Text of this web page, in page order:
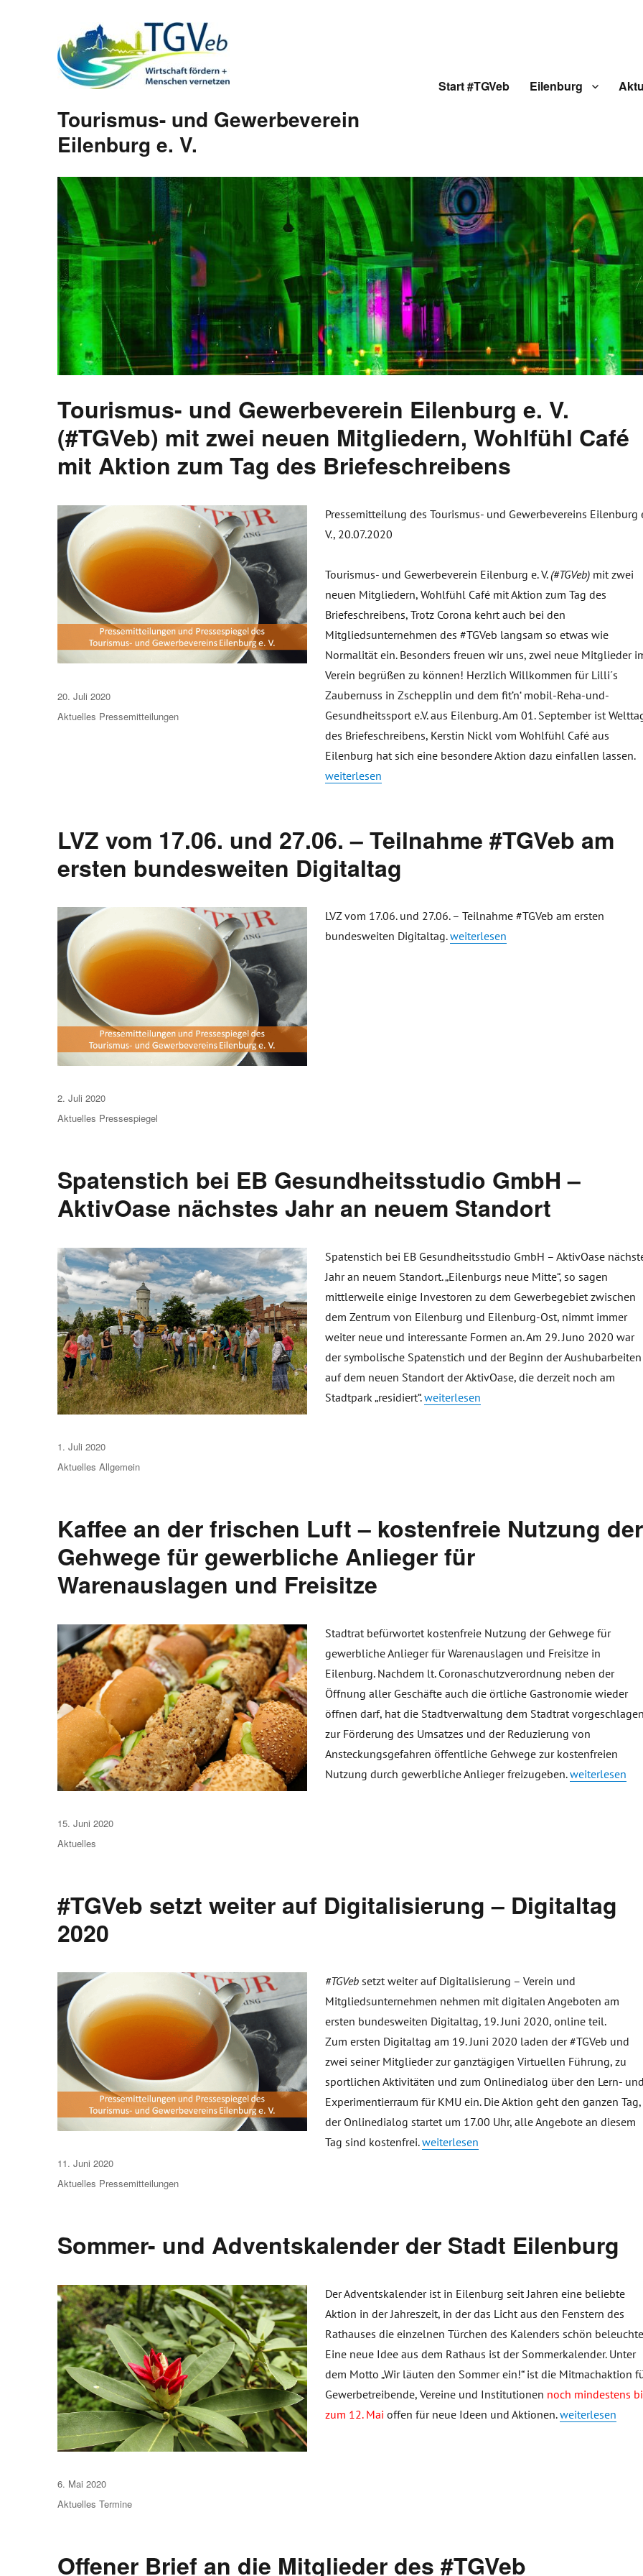
Tourismus- und Gewerbeverein
Eilenburg e. V.
Start #TGVeb Eilenburg
Aktuell
Tourismus- und Gewerbeverein Eilenburg e. V.
(#TGVeb) mit zwei neuen Mitgliedern, Wohlfühl Café
mit Aktion zum Tag des Briefeschreibens
Pressemitteilung des Tourismus- und Gewerbevereins Eilenburg
V., 20.07.2020
Tourismus- und Gewerbeverein Eilenburg e. V. (#TGVeb) mit zwei
neuen Mitgliedern, Wohlfühl Café mit Aktion zum Tag des
Briefeschreibens, Trotz Corona kehrt auch bei den
Mitgliedsunternehmen des #TGVeb langsam so etwas wie
Normalität ein. Besonders freuen wir uns, zwei neue Mitglieder
Verein begrüßen zu können! Herzlich Willkommen für Lilli´s
Zaubernuss in Zschepplin und dem fit’n‘ mobil-Reha-und-
Gesundheitssport e.V. aus Eilenburg. Am 01. September ist
des Briefeschreibens, Kerstin Nickl vom Wohlfühl Café aus
Eilenburg hat sich eine besondere Aktion dazu einfallen lassen.
„Tourismus- und Gewerbeverein Eilenburg e. V. (#TGVeb) mit
weiterlesen
Veröffentlicht
am
20. Juli 2020
Aktuelles Pressemitteilungen
LVZ vom 17.06. und 27.06. – Teilnahme #TGVeb am
ersten bundesweiten Digitaltag
LVZ vom 17.06. und 27.06. – Teilnahme #TGVeb am ersten
bundesweiten Digitaltag.„LVZ vom 17.06. und 27.06. –
weiterlesen
Veröffentlicht
am
2. Juli 2020
Aktuelles Pressespiegel
Spatenstich bei EB Gesundheitsstudio GmbH –
AktivOase nächstes Jahr an neuem Standort
Spatenstich bei EB Gesundheitsstudio GmbH – AktivOase
Jahr an neuem Standort. „Eilenburgs neue Mitte“, so sagen
mittlerweile einige Investoren zu dem Gewerbegebiet zwischen
dem Zentrum von Eilenburg und Eilenburg-Ost, nimmt immer
weiter neue und interessante Formen an. Am 29. Juno 2020 war
der symbolische Spatenstich und der Beginn der Aushubarbeiten
auf dem neuen Standort der AktivOase, die derzeit noch am
Stadtpark „residiert“.„Spatenstich bei EB Gesundheitsstudio
weiterlesen
Veröffentlicht
am
1. Juli 2020
Aktuelles Allgemein
Kaffee an der frischen Luft – kostenfreie Nutzung der
Gehwege für gewerbliche Anlieger für
Warenauslagen und Freisitze
Stadtrat befürwortet kostenfreie Nutzung der Gehwege für
gewerbliche Anlieger für Warenauslagen und Freisitze in
Eilenburg. Nachdem lt. Coronaschutzverordnung neben der
Öffnung aller Geschäfte auch die örtliche Gastronomie wieder
öffnen darf, hat die Stadtverwaltung dem Stadtrat
zur Förderung des Umsatzes und der Reduzierung von
Ansteckungsgefahren öffentliche Gehwege zur kostenfreien
Nutzung durch gewerbliche Anlieger freizugeben.„Kaffee an
weiterlesen
Veröffentlicht
am
15. Juni 2020
Aktuelles
#TGVeb setzt weiter auf Digitalisierung – Digitaltag
2020
#TGVeb setzt weiter auf Digitalisierung – Verein und
Mitgliedsunternehmen nehmen mit digitalen Angeboten am
ersten bundesweiten Digitaltag, 19. Juni 2020, online teil.
Zum ersten Digitaltag am 19. Juni 2020 laden der #TGVeb und
zwei seiner Mitglieder zur ganztägigen Virtuellen Führung, zu
sportlichen Aktivitäten und zum Onlinedialog über den Lern- und
Experimentierraum für KMU ein. Die Aktion geht den ganzen Tag,
der Onlinedialog startet um 17.00 Uhr, alle Angebote an diesem
Tag sind kostenfrei.„#TGVeb setzt weiter auf Digitalisierung –
weiterlesen
Veröffentlicht
am
11. Juni 2020
Aktuelles Pressemitteilungen
Sommer- und Adventskalender der Stadt Eilenburg
Der Adventskalender ist in Eilenburg seit Jahren eine beliebte
Aktion in der Jahreszeit, in der das Licht aus den Fenstern des
Rathauses die einzelnen Türchen des Kalenders schön
Eine neue Idee aus dem Rathaus ist der Sommerkalender. Unter
dem Motto „Wir läuten den Sommer ein!“ ist die Mitmachaktion
Gewerbetreibende, Vereine und Institutionen noch mindestens
zum 12. Mai offen für neue Ideen und Aktionen.„Sommer- und
weiterlesen
Veröffentlicht
am
6. Mai 2020
Aktuelles Termine
Offener Brief an die Mitglieder des #TGVeb